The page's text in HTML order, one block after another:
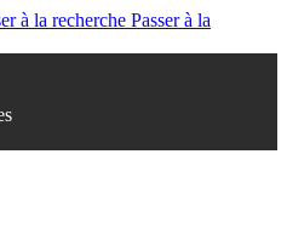
à la recherche Passer à la